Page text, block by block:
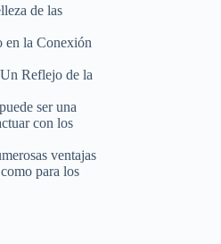
de las
en la Conexión
Reflejo de la
ser una
con los
ventajas
para los